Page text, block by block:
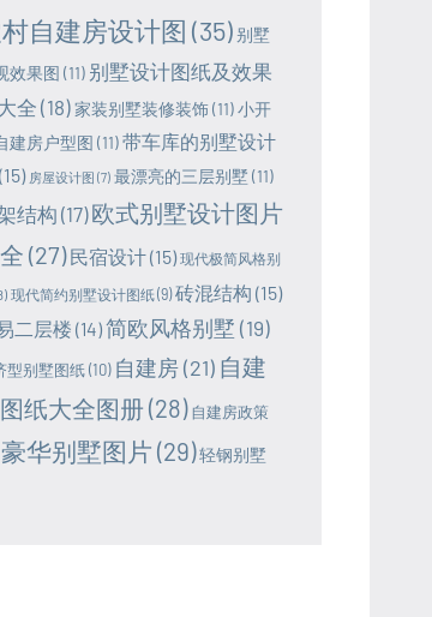
自建房设计图 (35) 别墅
效果图 (11) 别墅设计图纸及效果
全 (18)家装别墅装修装饰(11)小开
建房户型图 (11)带车库的别墅设计
(15) 房屋设计图 (7) 最漂亮的三层别墅 (11)
结构 (17) 欧式别墅设计图片
(27) 民宿设计(15) 现代极简风格别
现代简约别墅设计图纸(9) 砖混结构 (15)
二层楼 (14)简欧风格别墅 (19)
型别墅图纸(10) 自建房(21) 自建
纸大全图册 (28) 自建房政策
豪华别墅图片 (29)轻钢别墅